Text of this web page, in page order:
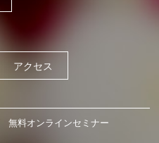
アクセス
無料オンラインセミナー